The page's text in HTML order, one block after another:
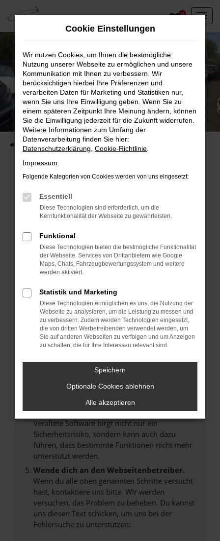
Zum
Hauptinhalt
springen
0
Unser Fahrzeugbestand vor Ort
Entdecken Sie unsere sofort verfügbaren
Fahrzeugangebote
Fehler: Network Error
Beim Laden ist ein Fehler aufgetreten.
Hier sind ein paar Tipps, die dir helfen können:
Überprüfe deine Firewall und deine
Internetverbindung.
Laden andere Webseiten, zum Beispiel deine
Suchmaschine?
Manche Erweiterungen, wie Werbeblocker,
können das Laden bestimmter Seiten
verhindern. Funktioniert die Seite in einem
anderen Browser oder in einem privaten
Fenster?
Das kann manchmal helfen, vorübergehende
Probleme zu beheben.
Stelle sicher, dass dein Browser und dein
Betriebssystem auf dem neuesten Stand
sind.
Veraltete Software birgt nicht nur ein
Sicherheitsrisiko, sondern kann auch dazu
führen, dass bestimmte Funktionen nicht mehr
unterstützt werden.
Wende dich an den Webseitenbetreiber.
Wenn du alle oben genannten Schritte versucht
hast, kontaktiere uns bitte. Wir werden
versuchen, das Problem zu beheben. Du kannst
uns diesen Text schicken, um uns bei der
Fehlersuche zu unterstützen:
Cookie Einstellungen
Wir nutzen Cookies, um Ihnen die bestmögliche
Nutzung unserer Webseite zu ermöglichen und unsere
Kommunikation mit Ihnen zu verbessern. Wir
berücksichtigen hierbei Ihre Präferenzen und
verarbeiten Daten für Marketing und Statistiken nur,
wenn Sie uns Ihre Einwilligung geben. Wenn Sie zu
einem späteren Zeitpunkt Ihre Meinung ändern, können
Sie die Einwilligung jederzeit für die Zukunft widerrufen.
Weitere Informationen zum Umfang der
Datenverarbeitung finden Sie hier:
Datenschutzerklärung Cookie-Richtlinie
Impressum
Folgende Kategorien von Cookies werden von uns eingesetzt:
Essentiell
Diese Technologien sind erforderlich, um die
Kernfunktionalität der Webseite zu gewährleisten.
Funktional
Diese Technologien bieten die bestmögliche Funktionalität
der Webseite. Services von Drittanbietern wie Google
Maps, Chats, Fahrzeugbewertungssystem und weitere
werden aktiviert.
Statistik und Marketing
Diese Technologien ermöglichen es uns, die Nutzung der
Webseite zu analysieren, um die Leistung zu messen und
zu verbessern. Zudem werden Technologien eingesetzt,
die von dritten Werbetreibenden verwendet werden, um
Sie auf anderen Webseiten zu verfolgen und um Anzeigen
zu schalten, die für Ihre Interessen relevant sind.
Speichern
Optionale Cookies ablehnen
Alle akzeptieren